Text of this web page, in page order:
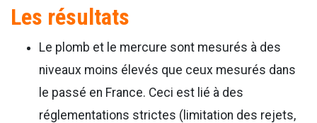
Les résultats
Le plomb et le mercure sont mesurés à des
niveaux moins élevés que ceux mesurés dans
le passé en France. Ceci est lié à des
réglementations strictes (limitation des rejets,